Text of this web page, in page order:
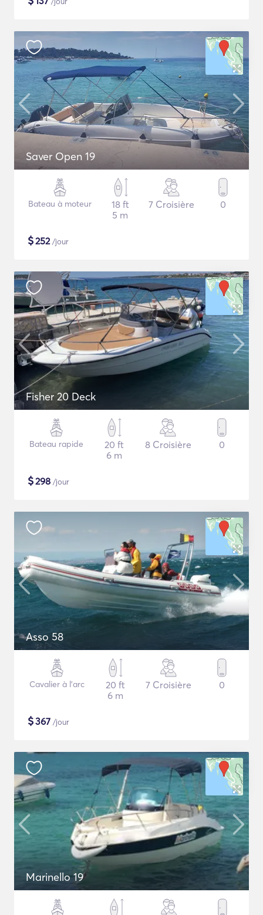
Saver Open 19
Bateau à moteur
18 ft
5 m
7 Croisière 0
$252/jour
Fisher 20 Deck
Bateau rapide
20 ft
6 m
8 Croisière 0
$298 /jour
Asso 58
Cavalier à l'arc
20 ft
6 m
7 Croisière 0
$367 /jour
Marinello 19